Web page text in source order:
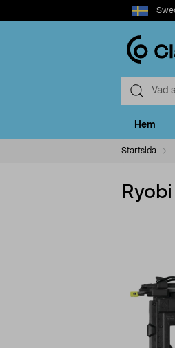
Select
market
Hem
Startsida